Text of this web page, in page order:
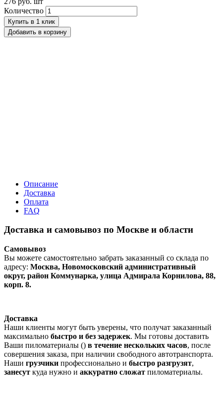
Количество
Купить в 1 клик
Добавить в корзину
Описание
Доставка
Оплата
FAQ
Доставка и самовывоз по Москве и области
Самовывоз
Вы можете самостоятельно забрать заказанный со склада по
адресу: Москва, Новомосковский административный
округ, район Коммунарка, улица Адмирала Корнилова, 88,
корп. 8.
Доставка
Наши клиенты могут быть уверены, что получат заказанный
максимально быстро и без задержек. Мы готовы доставить
Ваши пиломатериалы () в течение нескольких часов, после
совершения заказа, при наличии свободного автотранспорта.
Наши грузчики профессионально и быстро разгрузят,
занесут куда нужно и аккуратно сложат пиломатериалы.